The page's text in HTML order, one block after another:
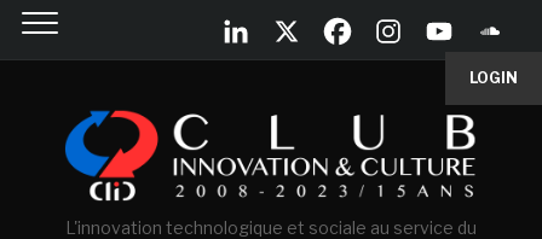
LOGIN
L'innovation technologique et sociale au service du